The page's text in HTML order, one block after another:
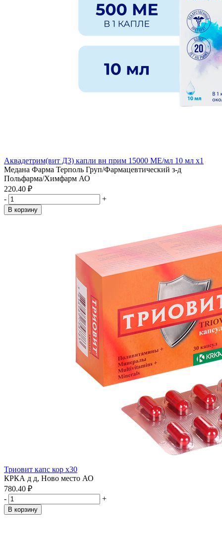
Аквадетрим(вит Д3) капли вн прим 15000 МЕ/мл 10 мл x1
Медана Фарма Терполь Груп/Фармацевтический з-д
Польфарма/Химфарм АО
220.40 ₽
-
+
В корзину
Триовит капс кор x30
КРКА д д, Ново место АО
780.40 ₽
-
+
В корзину